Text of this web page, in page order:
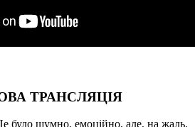
ТРАНСЛЯЦІЯ
було шумно, емоційно, але, на жаль,